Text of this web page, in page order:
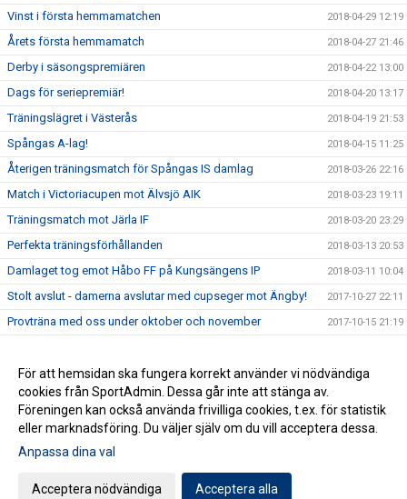
Vinst i första hemmamatchen 2018-04-29 12:19
Årets första hemmamatch 2018-04-27 21:46
Derby i säsongspremiären 2018-04-22 13:00
Dags för seriepremiär! 2018-04-20 13:17
Träningslägret i Västerås 2018-04-19 21:53
Spångas A-lag! 2018-04-15 11:25
Återigen träningsmatch för Spångas IS damlag 2018-03-26 22:16
Match i Victoriacupen mot Älvsjö AIK 2018-03-23 19:11
Träningsmatch mot Järla IF 2018-03-20 23:29
Perfekta träningsförhållanden 2018-03-13 20:53
Damlaget tog emot Håbo FF på Kungsängens IP 2018-03-11 10:04
Stolt avslut - damerna avslutar med cupseger mot Ängby! 2017-10-27 22:11
Provträna med oss under oktober och november 2017-10-15 21:19
Hitta gamla nyheter och bilder 2017-07-20 10:03
Äntligen! 2017-05-29 16:10
Gå till Webbversion
För att hemsidan ska fungera korrekt använder vi nödvändiga
cookies från SportAdmin. Dessa går inte att stänga av.
Föreningen kan också använda frivilliga cookies, t.ex. för statistik
eller marknadsföring. Du väljer själv om du vill acceptera dessa.
Anpassa dina val
Acceptera nödvändiga Acceptera alla